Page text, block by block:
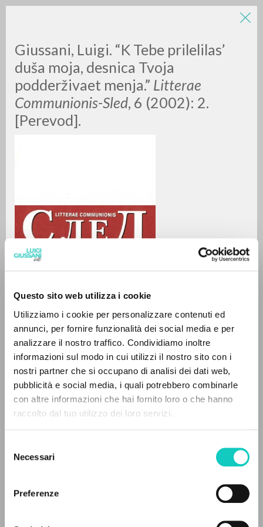
Questo sito web utilizza i cookie
Utilizziamo i cookie per personalizzare contenuti ed
annunci, per fornire funzionalità dei social media e per
analizzare il nostro traffico. Condividiamo inoltre
informazioni sul modo in cui utilizzi il nostro sito con i
nostri partner che si occupano di analisi dei dati web,
pubblicità e social media, i quali potrebbero combinarle
con altre informazioni che hai fornito loro o che hanno
raccolto dal tuo utilizzo dei loro servizi.
delNecessari
Preferenze
Giussani, Luigi. “K Tebe prilelilas’
duša moja, desnica Tvoja
podderživaet menja.” Litterae
Communionis-Sled, 6 (2002): 2.
[Perevod].
Russian
Litterae Communionis-Sled
2002
27/02/2020
LUIGI
GIUSSANI
0RESULTS FOUND
MORE RESULTS